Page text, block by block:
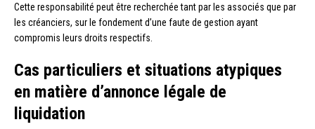
Cette responsabilité peut être recherchée tant par les associés que par
les créanciers, sur le fondement d’une faute de gestion ayant
compromis leurs droits respectifs.
Cas particuliers et situations atypiques
en matière d’annonce légale de
liquidation